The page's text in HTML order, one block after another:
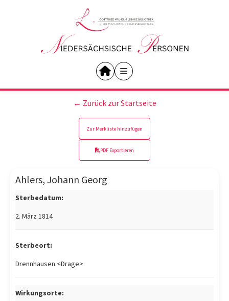
← Zurück zur Startseite
Zur Merkliste hinzufügen
PDF Exportieren
Ahlers, Johann Georg
Sterbedatum:
2. März 1814
Sterbeort:
Drennhausen <Drage>
Wirkungsorte: